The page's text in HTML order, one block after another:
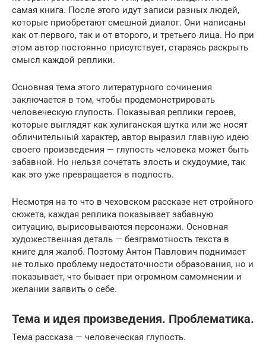
самая книга. После этого идут записи разных людей,
которые приобретают смешной диалог. Они написаны
как от первого, так и от второго, и третьего лица. Но при
этом автор постоянно присутствует, стараясь раскрыть
смысл каждой реплики.
Основная тема этого литературного сочинения
заключается в том, чтобы продемонстрировать
человеческую глупость. Показывая реплики героев,
которые выглядят как хулиганская шутка или же носят
обличительный характер, автор выразил главную идею
своего произведения — глупость человека может быть
забавной. Но нельзя сочетать злость и скудоумие, так
как это уже превращается в подлость.
Несмотря на то что в чеховском рассказе нет стройного
сюжета, каждая реплика показывает забавную
ситуацию, вырисовываются персонажи. Основная
художественная деталь — безграмотность текста в
книге для жалоб. Поэтому Антон Павлович поднимает
не только проблему недостаточности образования, но и
показывает, что бывает при огромном самомнении и
желании заявить о себе.
Тема и идея произведения. Проблематика.
Тема рассказа — человеческая глупость.